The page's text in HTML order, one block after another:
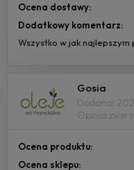
Ocena dostawy:
Dodatkowy komentarz:
Wszystko w jak najlepszym
Gosia
Dodano:
Opinia
Ocena produktu:
Ocena sklepu: